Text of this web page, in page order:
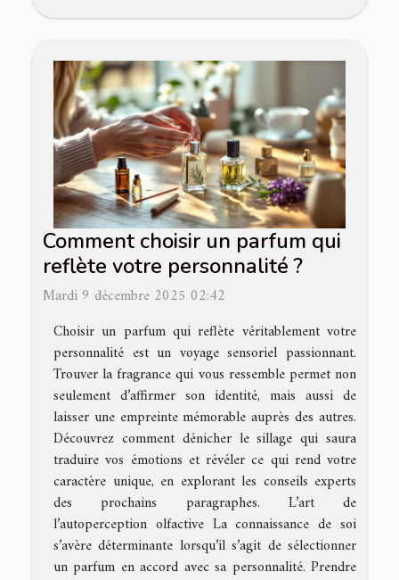
Comment choisir un parfum qui
reflète votre personnalité ?
Mardi 9 décembre 2025 02:42
Choisir un parfum qui reflète véritablement votre
personnalité est un voyage sensoriel passionnant.
Trouver la fragrance qui vous ressemble permet non
seulement d’affirmer son identité, mais aussi de
laisser une empreinte mémorable auprès des autres.
Découvrez comment dénicher le sillage qui saura
traduire vos émotions et révéler ce qui rend votre
caractère unique, en explorant les conseils experts
des prochains paragraphes. L’art de
l’autoperception olfactive La connaissance de soi
s’avère déterminante lorsqu’il s’agit de sélectionner
un parfum en accord avec sa personnalité. Prendre